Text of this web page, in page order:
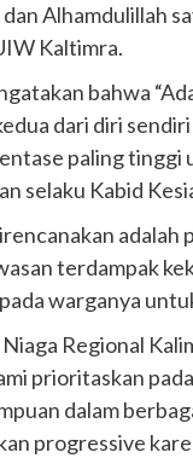
Alhamdulillah
Kaltimra.
bahwa
dari diri
paling
selaku Kabid
terdampak
warganya
Regional
prioritaskan
dalam
progressive